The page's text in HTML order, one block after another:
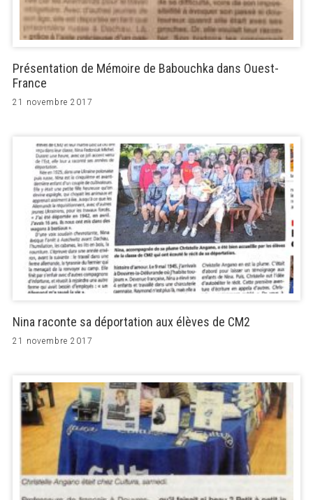
Présentation de Mémoire de Babouchka dans Ouest-
France
21 novembre 2017
Nina raconte sa déportation aux élèves de CM2
21 novembre 2017